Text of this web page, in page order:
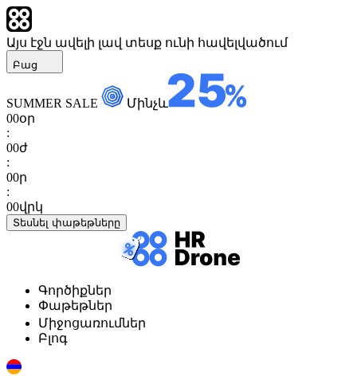
Այս էջն ավելի լավ տեսք ունի հավելվածում
Բաց
SUMMER SALE
Մինչև
00օր
:
00ժ
:
00ր
:
00վրկ
Տեսնել փաթեթները
Գործիքներ
Փաթեթներ
Միջոցառումներ
Բլոգ